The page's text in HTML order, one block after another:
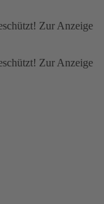
Zur Anzeige
Zur Anzeige